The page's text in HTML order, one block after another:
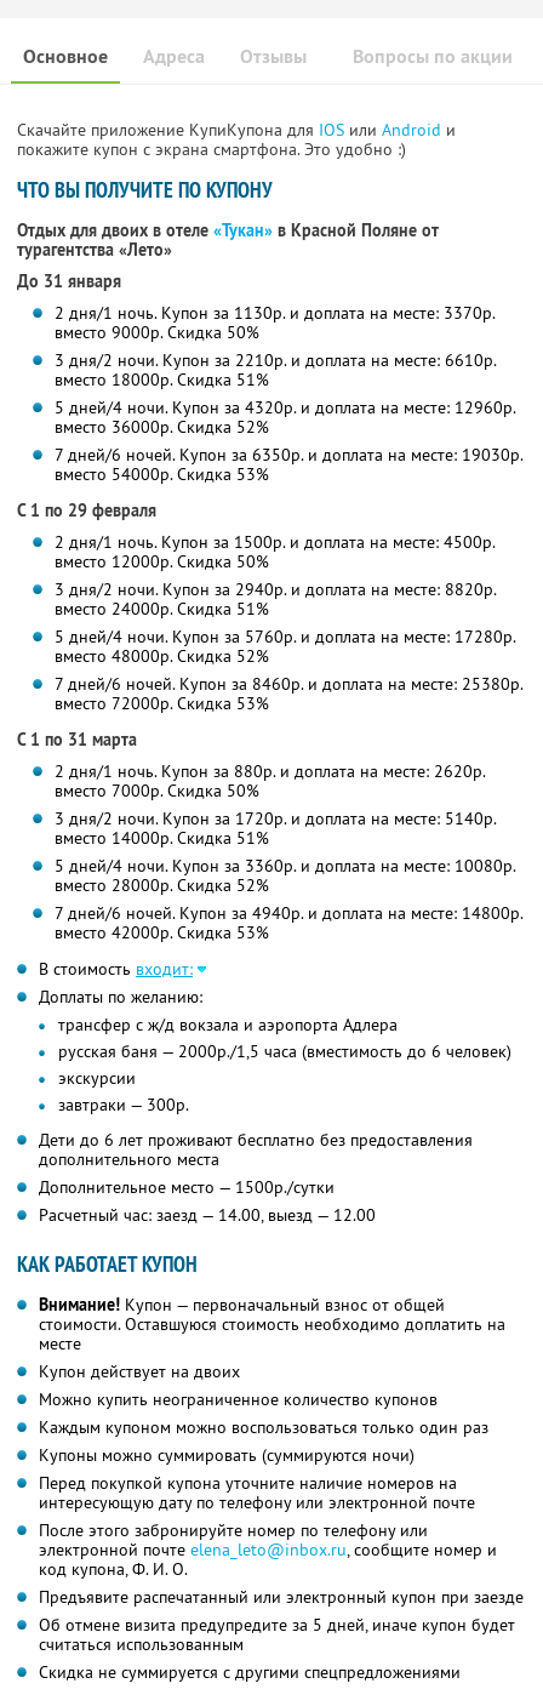
Основное Отзывы Вопросы по акции
Адреса
Скачайте приложение КупиКупона для IOS или Android и
покажите купон с экрана смартфона. Это удобно :)
ЧТО ВЫ ПОЛУЧИТЕ ПО КУПОНУ
Отдых для двоих в отеле «Тукан» в Красной Поляне от
турагентства «Лето»
До 31 января
2 дня/1 ночь. Купон за 1130р. и доплата на месте: 3370р.
вместо 9000р.Скидка 50%
3 дня/2 ночи. Купон за 2210р. и доплата на месте: 6610р.
вместо 18000р.Скидка 51%
5 дней/4 ночи. Купон за 4320р. и доплата на месте: 12960р.
вместо 36000р. Скидка 52%
7 дней/6 ночей. Купон за 6350р. и доплата на месте: 19030р.
вместо 54000р. Скидка 53%
С 1 по 29 февраля
2 дня/1 ночь. Купон за 1500р. и доплата на месте: 4500р.
вместо 12000р.Скидка 50%
3 дня/2 ночи. Купон за 2940р. и доплата на месте: 8820р.
вместо 24000р.Скидка 51%
5 дней/4 ночи. Купон за 5760р. и доплата на месте: 17280р.
вместо 48000р. Скидка 52%
7 дней/6 ночей. Купон за 8460р. и доплата на месте: 25380р.
вместо 72000р. Скидка 53%
С 1 по 31 марта
2 дня/1 ночь. Купон за 880р. и доплата на месте: 2620р.
вместо 7000р.Скидка 50%
3 дня/2 ночи. Купон за 1720р. и доплата на месте: 5140р.
вместо 14000р.Скидка 51%
5 дней/4 ночи. Купон за 3360р. и доплата на месте: 10080р.
вместо 28000р. Скидка 52%
7 дней/6 ночей. Купон за 4940р. и доплата на месте: 14800р.
вместо 42000р. Скидка 53%
В стоимость входит:
Доплаты по желанию:
трансфер с ж/д вокзала и аэропорта Адлера
русская баня — 2000р./1,5 часа (вместимость до 6 человек)
экскурсии
завтраки — 300р.
Дети до 6 лет проживают бесплатно без предоставления
дополнительного места
Дополнительное место — 1500р./сутки
Расчетный час: заезд — 14.00, выезд — 12.00
КАК РАБОТАЕТ КУПОН
Внимание! Купон — первоначальный взнос от общей
стоимости. Оставшуюся стоимость необходимо доплатить на
месте
Купон действует на двоих
Можно купить неограниченное количество купонов
Каждым купоном можно воспользоваться только один раз
Купоны можно суммировать (суммируются ночи)
Перед покупкой купона уточните наличие номеров на
интересующую дату по телефону или электронной почте
После этого забронируйте номер по телефону или
электронной почте elena_leto@inbox.ru,сообщите номер и
код купона,Ф. И. О.
Предъявите распечатанный или электронный купон при заезде
Об отмене визита предупредите за 5 дней, иначе купон будет
считаться использованным
Скидка не суммируется с другими спецпредложениями